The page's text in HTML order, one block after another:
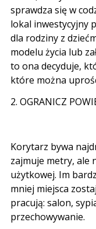
sprawdza się w
lokal inwestycyjny
dla rodziny z
modelu życia lub
to ona decyduje,
które można
2. OGRANICZ
Korytarz bywa
zajmuje metry, ale
użytkowej. Im
mniej miejsca
pracują: salon,
przechowywanie.